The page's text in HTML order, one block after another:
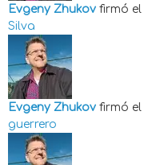
Evgeny Zhukov firmó el
Silva
Evgeny Zhukov firmó el
guerrero